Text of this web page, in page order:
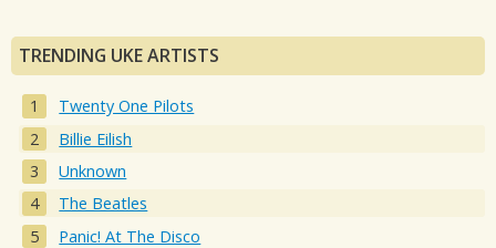
TRENDING UKE ARTISTS
Twenty One Pilots
Billie Eilish
Unknown
The Beatles
Panic! At The Disco